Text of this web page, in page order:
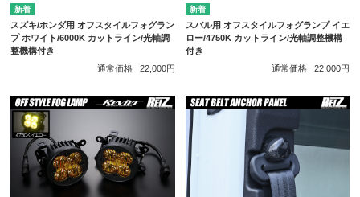
スズキ/ホンダ用 オフスタイルフォグラン
プ ホワイト/6000K カットライン/光軸調
整機構付き
通常価格
22,000円
スバル用 オフスタイルフォグランプ イエ
ロー/4750K カットライン/光軸調整機構
付き
通常価格
22,000円